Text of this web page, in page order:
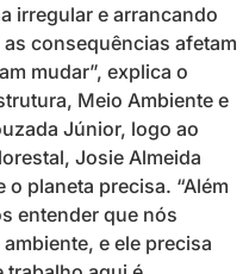
irregular e arrancando
consequências afetam
mudar”, explica o
Meio Ambiente e
Júnior, logo ao
Josie Almeida
planeta precisa. “Além
entender que nós
e ele precisa